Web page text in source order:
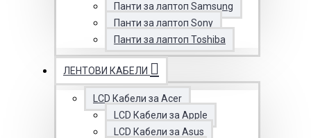
Панти за лаптоп Samsung
Панти за лаптоп Sony
Панти за лаптоп Toshiba
ЛЕНТОВИ КАБЕЛИ
LCD Кабели за Acer
LCD Кабели за Apple
LCD Кабели за Asus